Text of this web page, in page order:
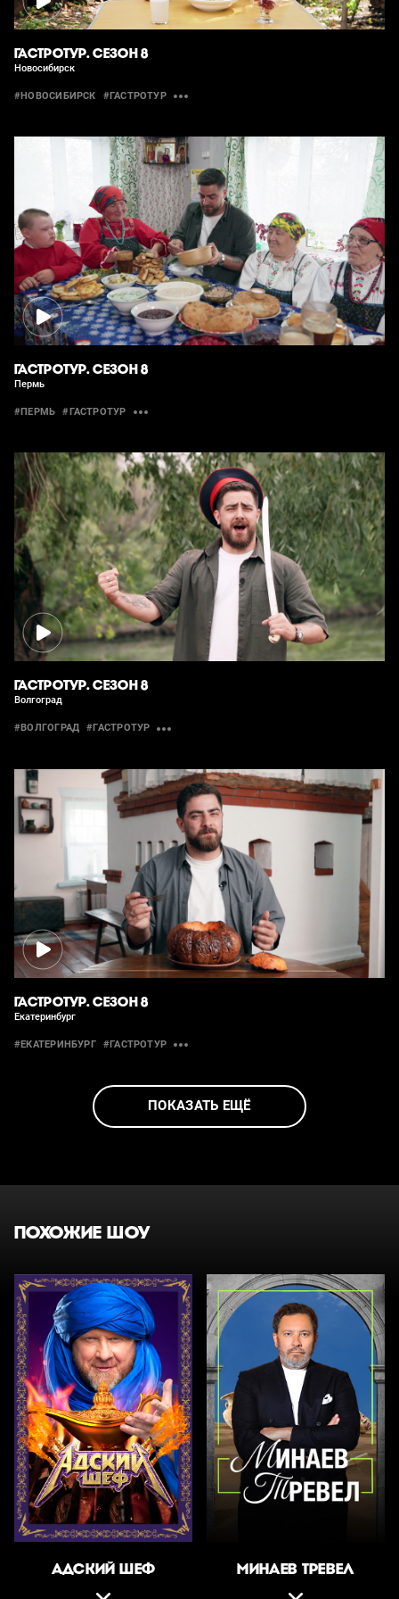
ГАСТРОТУР. СЕЗОН 8
Новосибирск
#НОВОСИБИРСК #ГАСТРОТУР
ГАСТРОТУР. СЕЗОН 8
Пермь
#ПЕРМЬ #ГАСТРОТУР
ГАСТРОТУР. СЕЗОН 8
Волгоград
#ВОЛГОГРАД #ГАСТРОТУР
ГАСТРОТУР. СЕЗОН 8
Екатеринбург
#ЕКАТЕРИНБУРГ #ГАСТРОТУР
ПОКАЗАТЬ ЕЩЁ
ПОХОЖИЕ ШОУ
АДСКИЙ ШЕФ МИНАЕВ ТРЕВЕЛ